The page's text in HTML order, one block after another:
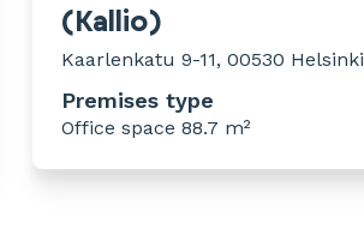
(Kallio)
Kaarlenkatu 9-11, 00530 Helsinki
Premises type
Office space 88.7 m²